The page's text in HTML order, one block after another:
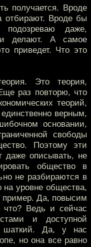
получается. Вроде
Вроде бы
даже,
делают. А самое
приведет. Что это
Это теория,
раз повторю, что
теорий,
верным,
основании,
свободы
Поэтому эти
даже описывать, не
общество в
не разбираются в
уровне общества,
пример. Да, повысим
что? Ведь и сейчас
и доступной
шаткий. Да, у нас
но она все равно